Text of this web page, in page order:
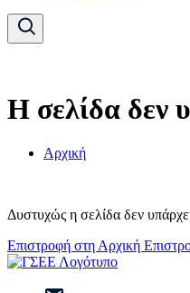
Η σελίδα δεν
Αρχική
Δυστυχώς η σελίδα δεν
Επιστροφή στη Αρχική